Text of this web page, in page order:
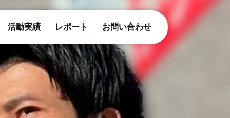
活動実績 レポート お問い合わせ